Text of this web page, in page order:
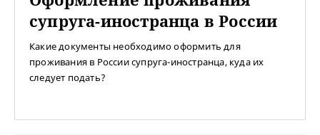
супруга-иностранца в России
Какие документы необходимо оформить для
проживания в России супруга-иностранца, куда их
следует подать?